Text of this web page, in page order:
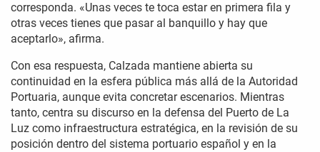
corresponda. «Unas veces te toca estar en primera fila y
otras veces tienes que pasar al banquillo y hay que
aceptarlo», afirma.
Con esa respuesta, Calzada mantiene abierta su
continuidad en la esfera pública más allá de la Autoridad
Portuaria, aunque evita concretar escenarios. Mientras
tanto, centra su discurso en la defensa del Puerto de La
Luz como infraestructura estratégica, en la revisión de su
posición dentro del sistema portuario español y en la